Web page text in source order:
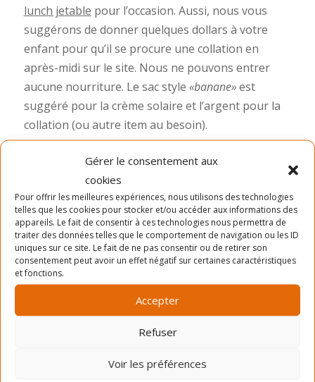
Gérer le consentement aux
cookies
Pour offrir les meilleures expériences, nous utilisons des technologies
telles que les cookies pour stocker et/ou accéder aux informations des
appareils. Le fait de consentir à ces technologies nous permettra de
traiter des données telles que le comportement de navigation ou les ID
uniques sur ce site. Le fait de ne pas consentir ou de retirer son
consentement peut avoir un effet négatif sur certaines caractéristiques
et fonctions.
Accepter
Refuser
Voir les préférences
lunch jetable pour l’occasion. Aussi, nous vous
suggérons de donner quelques dollars à votre
enfant pour qu’il se procure une collation en
après-midi sur le site. Nous ne pouvons entrer
aucune nourriture. Le sac style «banane»est
suggéré pour la crème solaire et l’argent pour la
collation (ou autre item au besoin).
Merci, au plaisir,
La direction
Dernières nouvelles
La période d’inscription automne 2026